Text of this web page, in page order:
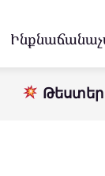
Թեստեր